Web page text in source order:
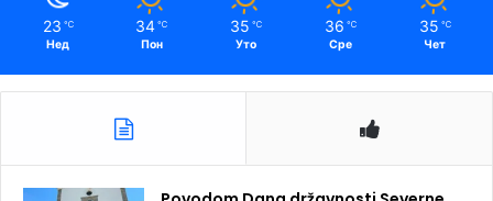
23 ℃
Нед
34 ℃
Пон
35 ℃
Уто
36 ℃
Сре
35 ℃
Чет